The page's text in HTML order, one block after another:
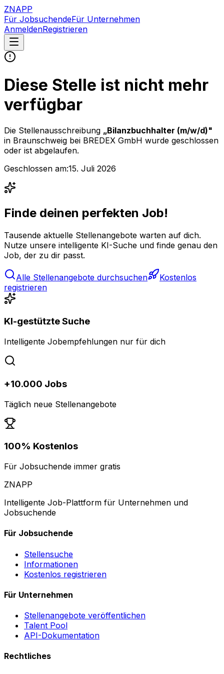
ZNAPP
Für JobsuchendeFür Unternehmen
AnmeldenRegistrieren
Diese Stelle ist nicht mehr
verfügbar
Die Stellenausschreibung „Bilanzbuchhalter (m/w/d)"
in Braunschweig bei BREDEX GmbH wurde geschlossen
oder ist abgelaufen.
Geschlossen am:15. Juli 2026
Finde deinen perfekten Job!
Tausende aktuelle Stellenangebote warten auf dich.
Nutze unsere intelligente KI-Suche und finde genau den
Job, der zu dir passt.
Alle Stellenangebote durchsuchen
Kostenlos
registrieren
KI-gestützte Suche
Intelligente Jobempfehlungen nur für dich
+10.000 Jobs
Täglich neue Stellenangebote
100% Kostenlos
Für Jobsuchende immer gratis
ZNAPP
Intelligente Job-Plattform für Unternehmen und
Jobsuchende
Für Jobsuchende
Stellensuche
Informationen
Kostenlos registrieren
Für Unternehmen
Stellenangebote veröffentlichen
Talent Pool
API-Dokumentation
Rechtliches